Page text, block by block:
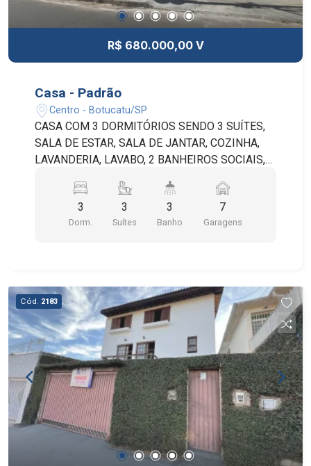
R$ 680.000,00 V
Casa - Padrão
Centro - Botucatu/SP
CASA COM 3 DORMITÓRIOS SENDO 3 SUÍTES,
SALA DE ESTAR, SALA DE JANTAR, COZINHA,
LAVANDERIA, LAVABO, 2 BANHEIROS SOCIAIS,
COBERTAS E 5 DESCOBERTAS. ÓTIMA CASA
COM AMBIENTES AMPLOS, 500 m² DE
TERRENO E 170 m² DE ÁREA CONSTRUÍDA, AO
3
Dorm.
3
Suítes
3
Banho
7
Garagens
Cód. 2183